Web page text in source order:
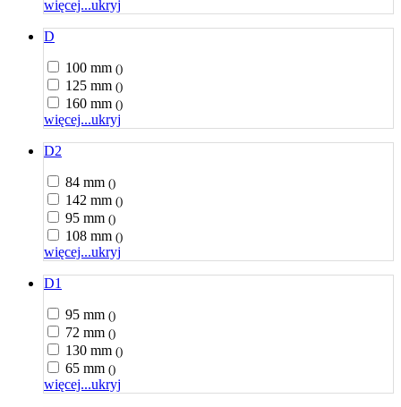
więcej...ukryj
D
100 mm ()
125 mm ()
160 mm ()
więcej...ukryj
D2
84 mm ()
142 mm ()
95 mm ()
108 mm ()
więcej...ukryj
D1
95 mm ()
72 mm ()
130 mm ()
65 mm ()
więcej...ukryj